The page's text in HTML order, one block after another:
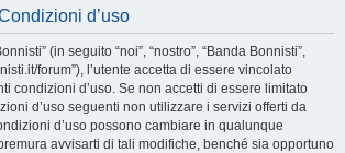
d’uso
(in seguito “noi”, “nostro”, “Banda Bonnisti”,
forum”), l’utente accetta di essere vincolato
condizioni d’uso. Se non accetti di essere limitato
d’uso seguenti non utilizzare i servizi offerti da
d’uso possono cambiare in qualunque
avvisarti di tali modifiche, benché sia opportuno